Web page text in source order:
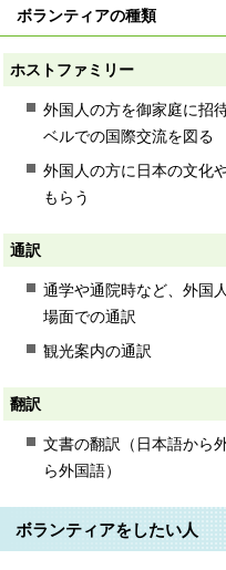
ボランティアの種類
ホストファミリー
外国人の方を御家庭に招
ベルでの国際交流を図る
外国人の方に日本の文化
もらう
通訳
通学や通院時など、外国
場面での通訳
観光案内の通訳
翻訳
文書の翻訳（日本語から
ら外国語）
ボランティアをしたい人